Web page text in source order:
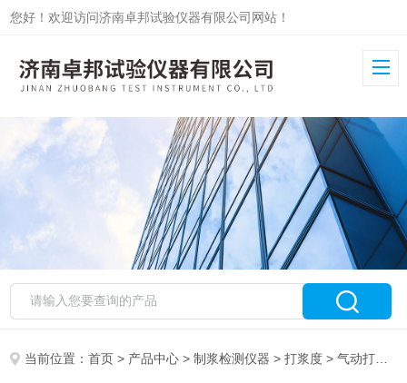
您好！欢迎访问济南卓邦试验仪器有限公司网站！
当前位置：首页 > 产品中心 >制浆检测仪器 >打浆度 > 气动打浆度测定仪